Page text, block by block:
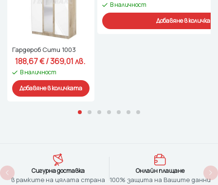
Гардероб Сити 1003
188,67 € / 369,01 лв.
В наличност
Добавяне в количката
В наличност
Добавяне в
Сигурна доставка
в рамките на цялата страна
Онлайн плащане
100% защита на Вашите данни